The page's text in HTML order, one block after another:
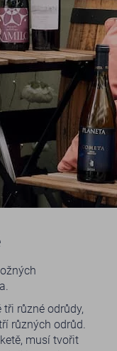
různé odrůdy,
různých odrůd.
musí tvořit